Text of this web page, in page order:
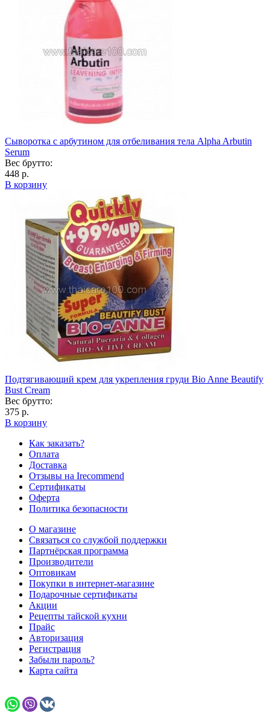
Сыворотка с арбутином для отбеливания тела Alpha Arbutin
Serum
Вес брутто:
448 р.
В корзину
Подтягивающий крем для укрепления груди Bio Anne Beautify
Bust Cream
Вес брутто:
375 р.
В корзину
Как заказать?
Оплата
Доставка
Отзывы на Irecommend
Сертификаты
Оферта
Политика безопасности
О магазине
Связаться со службой поддержки
Партнёрская программа
Производители
Оптовикам
Покупки в интернет-магазине
Подарочные сертификаты
Акции
Рецепты тайской кухни
Прайс
Авторизация
Регистрация
Забыли пароль?
Карта сайта